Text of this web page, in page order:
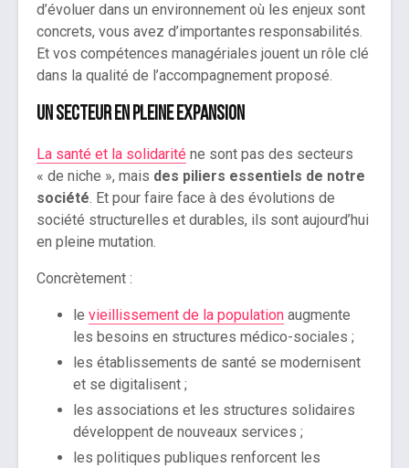
d’évoluer dans un environnement où les enjeux sont
concrets, vous avez d’importantes responsabilités.
Et vos compétences managériales jouent un rôle clé
dans la qualité de l’accompagnement proposé.
Un secteur en pleine expansion
La santé et la solidarité ne sont pas des secteurs
« de niche », mais des piliers essentiels de notre
société. Et pour faire face à des évolutions de
société structurelles et durables, ils sont aujourd’hui
en pleine mutation.
Concrètement :
le vieillissement de la population augmente
les besoins en structures médico-sociales ;
les établissements de santé se modernisent
et se digitalisent ;
les associations et les structures solidaires
développent de nouveaux services ;
les politiques publiques renforcent les